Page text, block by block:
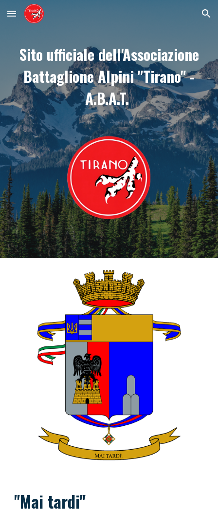
Skip to main content Skip to navigation
Sito ufficiale dell'Associazione
Battaglione Alpini "Tirano" -
A.B.A.T.
"Mai tardi"